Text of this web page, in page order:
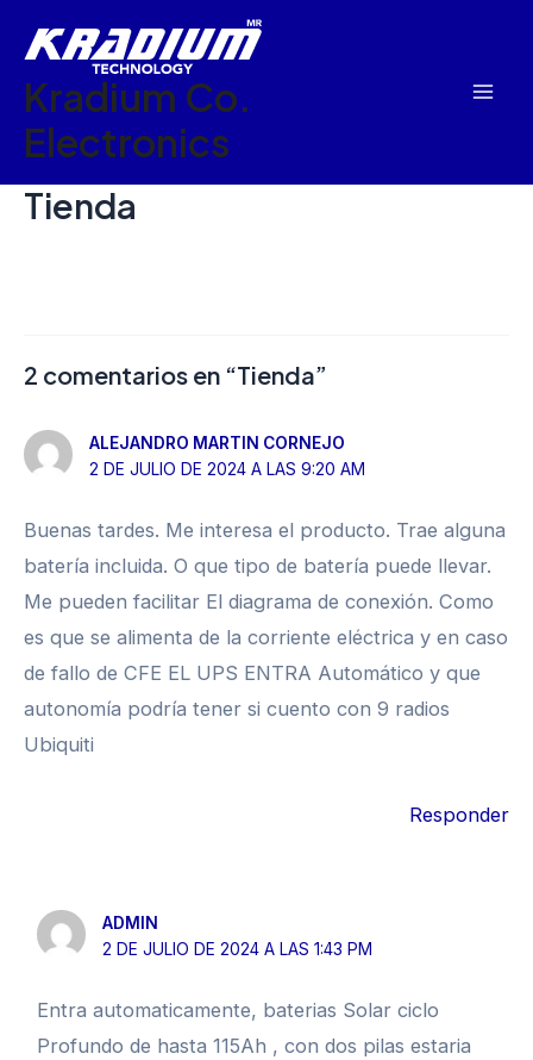
contenido
Kradium Co.
Electronics
Tienda
2 comentarios en “Tienda”
ALEJANDRO MARTIN CORNEJO
2 DE JULIO DE 2024 A LAS 9:20 AM
Buenas tardes. Me interesa el producto. Trae alguna
batería incluida. O que tipo de batería puede llevar.
Me pueden facilitar El diagrama de conexión. Como
es que se alimenta de la corriente eléctrica y en caso
de fallo de CFE EL UPS ENTRA Automático y que
autonomía podría tener si cuento con 9 radios
Ubiquiti
Responder
ADMIN
2 DE JULIO DE 2024 A LAS 1:43 PM
Entra automaticamente, baterias Solar ciclo
Profundo de hasta 115Ah , con dos pilas estaria